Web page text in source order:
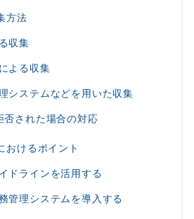
方法
収集
よる収集
ステムなどを用いた収集
否された場合の対応
おけるポイント
ラインを活用する
理システムを導入する